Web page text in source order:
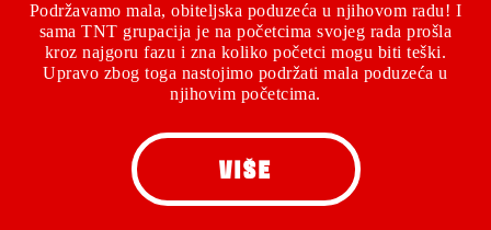
Podržavamo mala, obiteljska poduzeća u njihovom radu! I
sama TNT grupacija je na početcima svojeg rada prošla
kroz najgoru fazu i zna koliko početci mogu biti teški.
Upravo zbog toga nastojimo podržati mala poduzeća u
njihovim početcima.
VIŠE